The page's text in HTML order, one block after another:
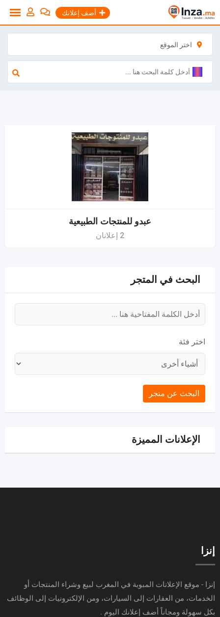
إلى
المحتوى
أضف إعلانك
اختر الموقع
عبدو للمنتجات الطبيعية
2 إعلانان
البحث في المتجر
اختر فئة
البحث عن متجر
الإعلانات المميزة
إنزا
إنزا - موقع الإعلانات المبوبة في المغرب لبيع وشراء المنتجات أو
الخدمات، من العقارات إلى السيارات، ومن الإلكترونيات إلى الوظائف
بكل سهولة ومجاناً أضف إعلانك اليوم .